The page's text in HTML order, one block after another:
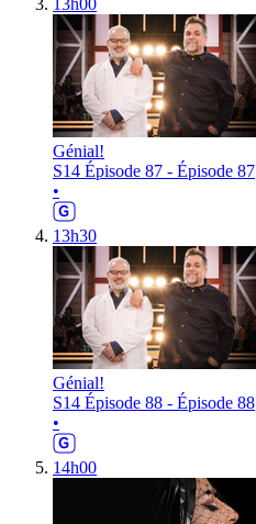
13h00
Génial!
S14 Épisode 87 - Épisode 87
•
13h30
Génial!
S14 Épisode 88 - Épisode 88
•
14h00